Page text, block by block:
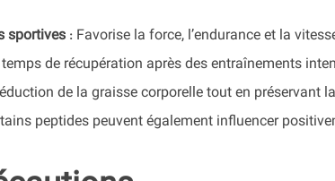
sportives: Favorise la force, l’endurance et la
de récupération après des entraînements
de la graisse corporelle tout en préservant
peptides peuvent également influencer